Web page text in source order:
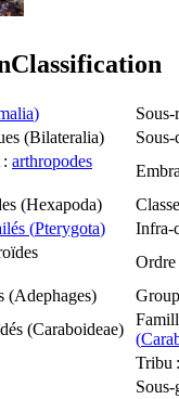
Classification
) Sous-
(Bilateralia)
: arthropodes
(Hexapoda) Classe
(Pterygota) Infra-
Ordre
(Adephages)
(Caraboideae)
(
Tribu :
Sous-